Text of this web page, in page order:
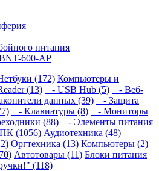
питания
600-AP
(172) Компьютеры и
(13) - USB Hub (5)
- Веб-
данных (39)
- Защита
- Клавиатуры (8)
- Мониторы
(88)
- Элементы питания
(1056) Аудиотехника (48)
Оргтехника (13) Компьютеры (2)
Автотовары (11) Блоки питания
(118)